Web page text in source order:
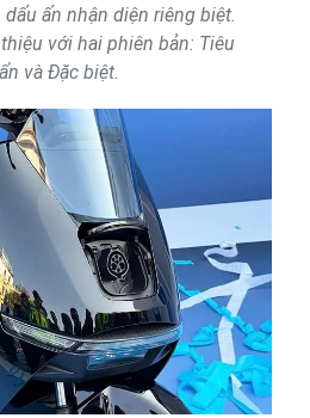
ấn nhận diện riêng biệt.
với hai phiên bản: Tiêu
và Đặc biệt.